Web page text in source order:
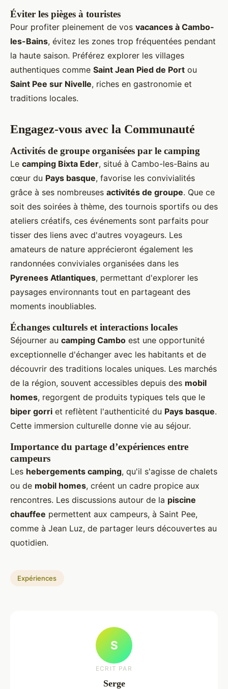
Éviter les pièges à touristes
Pour profiter pleinement de vos vacances à Cambo-
les-Bains, évitez les zones trop fréquentées pendant
la haute saison. Préférez explorer les villages
authentiques comme Saint Jean Pied de Port ou
Saint Pee sur Nivelle, riches en gastronomie et
traditions locales.
Engagez-vous avec la Communauté
Activités de groupe organisées par le camping
Le camping Bixta Eder, situé à Cambo-les-Bains au
cœur du Pays basque, favorise les convivialités
grâce à ses nombreuses activités de groupe. Que ce
soit des soirées à thème, des tournois sportifs ou des
ateliers créatifs, ces événements sont parfaits pour
tisser des liens avec d'autres voyageurs. Les
amateurs de nature apprécieront également les
randonnées conviviales organisées dans les
Pyrenees Atlantiques, permettant d'explorer les
paysages environnants tout en partageant des
moments inoubliables.
Échanges culturels et interactions locales
Séjourner au camping Cambo est une opportunité
exceptionnelle d'échanger avec les habitants et de
découvrir des traditions locales uniques. Les marchés
de la région, souvent accessibles depuis des mobil
homes, regorgent de produits typiques tels que le
biper gorri et reflètent l'authenticité du Pays basque.
Cette immersion culturelle donne vie au séjour.
Importance du partage d’expériences entre
campeurs
Les hebergements camping, qu'il s'agisse de chalets
ou de mobil homes, créent un cadre propice aux
rencontres. Les discussions autour de la piscine
chauffee permettent aux campeurs, à Saint Pee,
comme à Jean Luz, de partager leurs découvertes au
quotidien.
Expériences
S
ECRIT PAR
Serge